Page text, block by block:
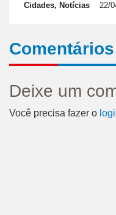
Cidades, Notícias 22/
Comentários
Deixe um
Você precisa fazer o